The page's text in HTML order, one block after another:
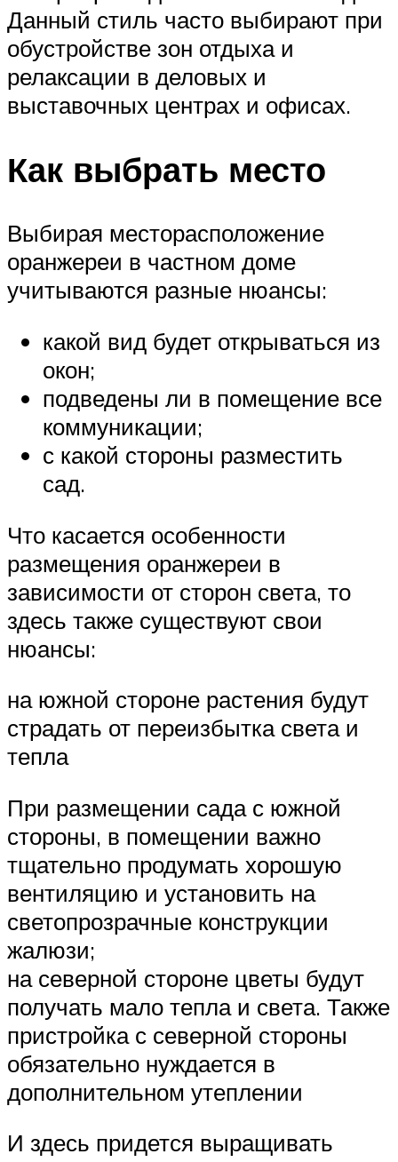
Данный стиль часто выбирают при
обустройстве зон отдыха и
релаксации в деловых и
выставочных центрах и офисах.
Как выбрать место
Выбирая месторасположение
оранжереи в частном доме
учитываются разные нюансы:
какой вид будет открываться из
окон;
подведены ли в помещение все
коммуникации;
с какой стороны разместить
сад.
Что касается особенности
размещения оранжереи в
зависимости от сторон света, то
здесь также существуют свои
нюансы:
на южной стороне растения будут
страдать от переизбытка света и
тепла
При размещении сада с южной
стороны, в помещении важно
тщательно продумать хорошую
вентиляцию и установить на
светопрозрачные конструкции
жалюзи;
на северной стороне цветы будут
получать мало тепла и света. Также
пристройка с северной стороны
обязательно нуждается в
дополнительном утеплении
И здесь придется выращивать